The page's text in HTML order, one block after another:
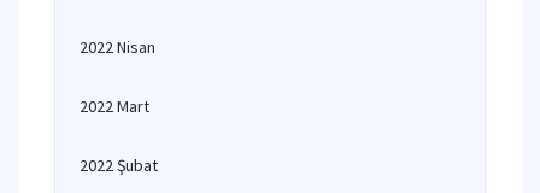
2022 Nisan
2022 Mart
2022 Şubat